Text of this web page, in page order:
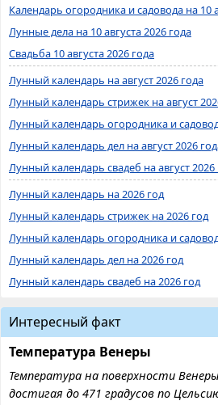
Календарь огородника и садовода на 10
Лунные дела на 10 августа 2026 года
Свадьба 10 августа 2026 года
Лунный календарь на август 2026 года
Лунный календарь стрижек на август
Лунный календарь огородника и
Лунный календарь дел на август 2026
Лунный календарь свадеб на август 2026
Лунный календарь на 2026 год
Лунный календарь стрижек на 2026 год
Лунный календарь огородника и
Лунный календарь дел на 2026 год
Лунный календарь свадеб на 2026 год
Интересный факт
Температура Венеры
Температура на поверхности
достигая до 471 градусов по